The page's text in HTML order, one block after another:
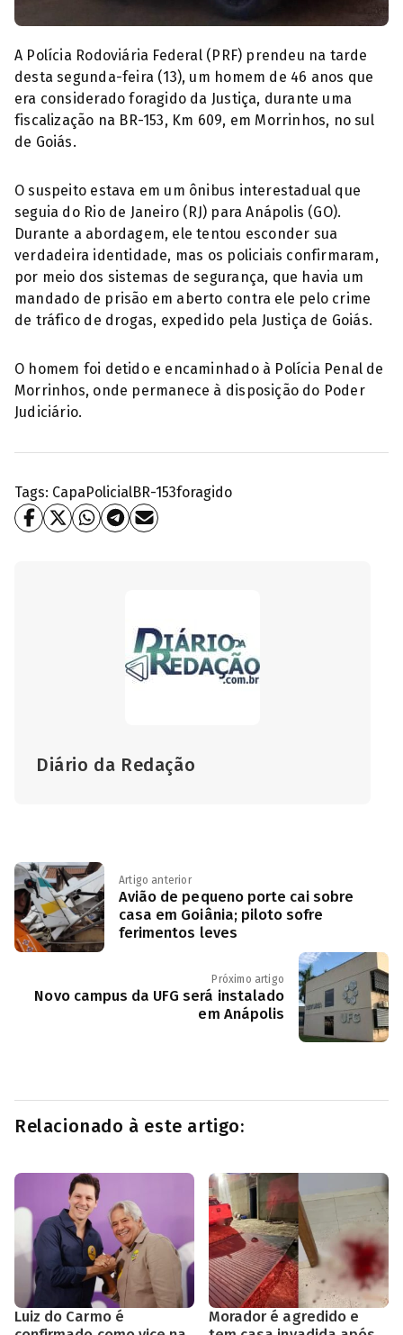
Policia Rodoviária Federal (PRF)
A Polícia Rodoviária Federal (PRF) prendeu na tarde
desta segunda-feira (13), um homem de 46 anos que
era considerado foragido da Justiça, durante uma
fiscalização na BR-153, Km 609, em Morrinhos, no sul
de Goiás.
O suspeito estava em um ônibus interestadual que
seguia do Rio de Janeiro (RJ) para Anápolis (GO).
Durante a abordagem, ele tentou esconder sua
verdadeira identidade, mas os policiais confirmaram,
por meio dos sistemas de segurança, que havia um
mandado de prisão em aberto contra ele pelo crime
de tráfico de drogas, expedido pela Justiça de Goiás.
O homem foi detido e encaminhado à Polícia Penal de
Morrinhos, onde permanece à disposição do Poder
Judiciário.
Tags: CapaPolicialBR-153foragido
Diário da Redação
Artigo anterior
Avião de pequeno porte cai sobre
casa em Goiânia; piloto sofre
ferimentos leves
Próximo artigo
Novo campus da UFG será instalado
em Anápolis
Relacionado à este artigo:
Luiz do Carmo é
Morador é agredido e